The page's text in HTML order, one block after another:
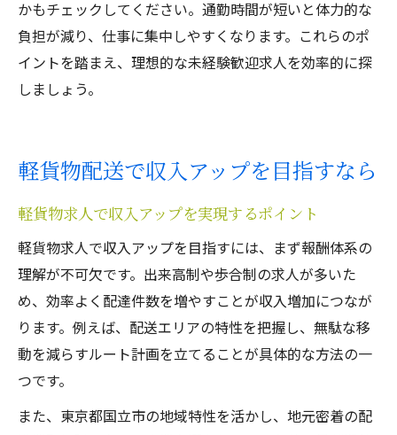
かもチェックしてください。通勤時間が短いと体力的な
負担が減り、仕事に集中しやすくなります。これらのポ
イントを踏まえ、理想的な未経験歓迎求人を効率的に探
しましょう。
軽貨物配送で収入アップを目指すなら
軽貨物求人で収入アップを実現するポイント
軽貨物求人で収入アップを目指すには、まず報酬体系の
理解が不可欠です。出来高制や歩合制の求人が多いた
め、効率よく配達件数を増やすことが収入増加につなが
ります。例えば、配送エリアの特性を把握し、無駄な移
動を減らすルート計画を立てることが具体的な方法の一
つです。
また、東京都国立市の地域特性を活かし、地元密着の配